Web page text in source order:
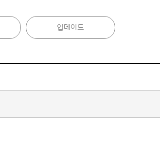
업데이트